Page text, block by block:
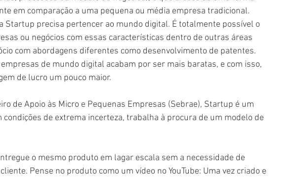
em comparação a uma pequena ou média empresa tradicional.
Startup precisa pertencer ao mundo digital. É totalmente possível o
ou negócios com essas características dentro de outras áreas
com abordagens diferentes como desenvolvimento de patentes.
de mundo digital acabam por ser mais baratas, e com isso,
de lucro um pouco maior.
de Apoio às Micro e Pequenas Empresas (Sebrae), Startup é um
condições de extrema incerteza, trabalha à procura de um modelo de
Pense no produto como um vídeo no YouTube: Uma vez criado e